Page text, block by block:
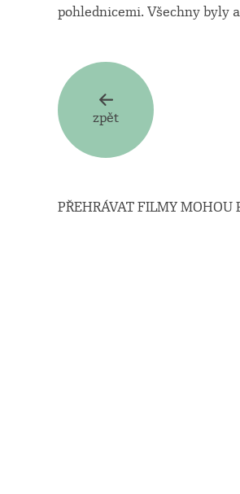
pohlednicemi. Všechny byly
zpět
PŘEHRÁVAT FILMY MOHOU